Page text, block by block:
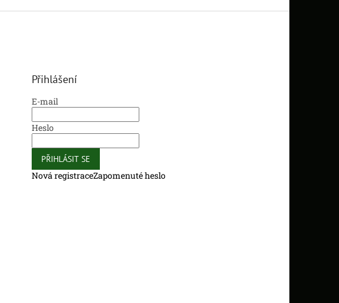
Přihlášení
E-mail
Heslo
PŘIHLÁSIT SE
Nová registraceZapomenuté heslo